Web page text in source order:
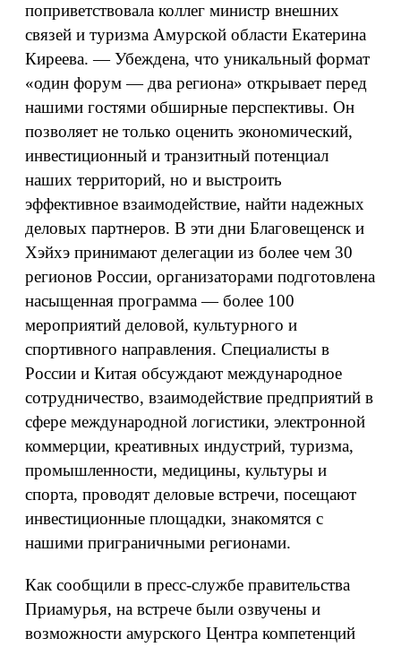
поприветствовала коллег министр внешних
связей и туризма Амурской области Екатерина
Киреева. — Убеждена, что уникальный формат
«один форум — два региона» открывает перед
нашими гостями обширные перспективы. Он
позволяет не только оценить экономический,
инвестиционный и транзитный потенциал
наших территорий, но и выстроить
эффективное взаимодействие, найти надежных
деловых партнеров. В эти дни Благовещенск и
Хэйхэ принимают делегации из более чем 30
регионов России, организаторами подготовлена
насыщенная программа — более 100
мероприятий деловой, культурного и
спортивного направления. Специалисты в
России и Китая обсуждают международное
сотрудничество, взаимодействие предприятий в
сфере международной логистики, электронной
коммерции, креативных индустрий, туризма,
промышленности, медицины, культуры и
спорта, проводят деловые встречи, посещают
инвестиционные площадки, знакомятся с
нашими приграничными регионами.
Как сообщили в пресс-службе правительства
Приамурья, на встрече были озвучены и
возможности амурского Центра компетенций